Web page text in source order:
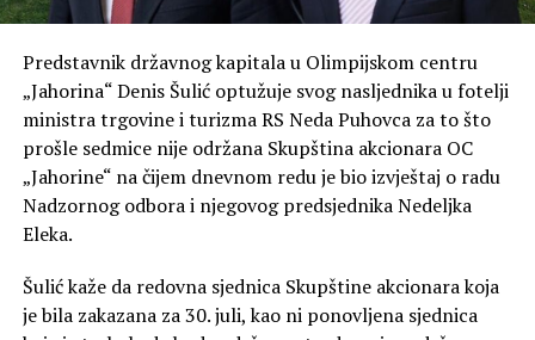
podrške na biračkim mjestima, pomoć članovima biračkih
odbora pri korištenju Smartmatic opreme, prijavljivanje
eventualnih problema i komunikaciju sa nadležnim
službama tokom izbornog dana.
Prema oglasu, 3. oktobar biće rezervisan za instalaciju i
pripremu biračkih mjesta, dok će 4. oktobra angažovani
ranih jutarnjih časova do zatvaranja biračkih mjesta.
Predstavnik državnog kapitala u Olimpijskom centru
„Jahorina“ Denis Šulić optužuje svog nasljednika u fotelji
ministra trgovine i turizma RS Neda Puhovca za to što
prošle sedmice nije održana Skupština akcionara OC
„Jahorine“ na čijem dnevnom redu je bio izvještaj o radu
Nadzornog odbora i njegovog predsjednika Nedeljka
Eleka.
Šulić kaže da redovna sjednica Skupštine akcionara koja
je bila zakazana za 30. juli, kao ni ponovljena sjednica